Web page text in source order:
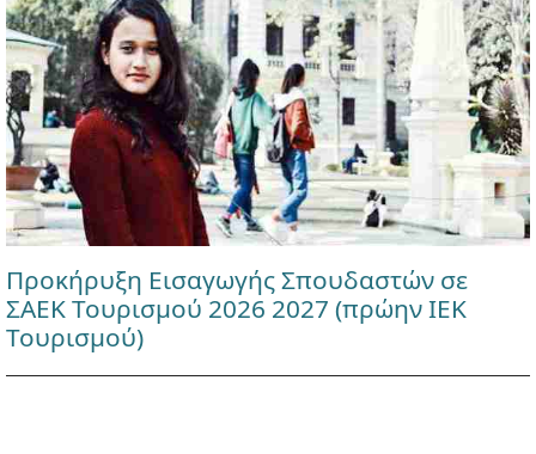
Προκήρυξη Εισαγωγής Σπουδαστών σε
ΣΑΕΚ Τουρισμού 2026 2027 (πρώην ΙΕΚ
Τουρισμού)